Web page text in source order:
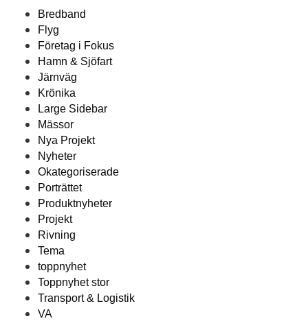
Bredband
Flyg
Företag i Fokus
Hamn & Sjöfart
Järnväg
Krönika
Large Sidebar
Mässor
Nya Projekt
Nyheter
Okategoriserade
Porträttet
Produktnyheter
Projekt
Rivning
Tema
toppnyhet
Toppnyhet stor
Transport & Logistik
VA